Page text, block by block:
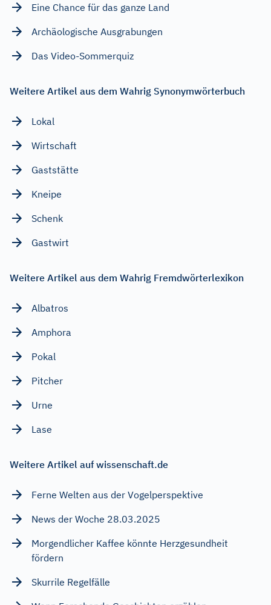
Eine Chance für das ganze Land
Archäologische Ausgrabungen
Das Video-Sommerquiz
Weitere Artikel aus dem Wahrig Synonymwörterbuch
Lokal
Wirtschaft
Gaststätte
Kneipe
Schenk
Gastwirt
Weitere Artikel aus dem Wahrig Fremdwörterlexikon
Albatros
Amphora
Pokal
Pitcher
Urne
Lase
Weitere Artikel auf wissenschaft.de
Ferne Welten aus der Vogelperspektive
News der Woche 28.03.2025
Morgendlicher Kaffee könnte Herzgesundheit
fördern
Skurrile Regelfälle